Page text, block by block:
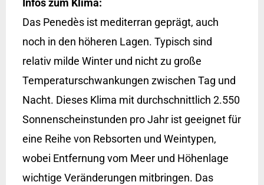
Infos zum Klima:
Das Penedès ist mediterran geprägt, auch
noch in den höheren Lagen. Typisch sind
relativ milde Winter und nicht zu große
Temperaturschwankungen zwischen Tag und
Nacht. Dieses Klima mit durchschnittlich 2.550
Sonnenscheinstunden pro Jahr ist geeignet für
eine Reihe von Rebsorten und Weintypen,
wobei Entfernung vom Meer und Höhenlage
wichtige Veränderungen mitbringen. Das